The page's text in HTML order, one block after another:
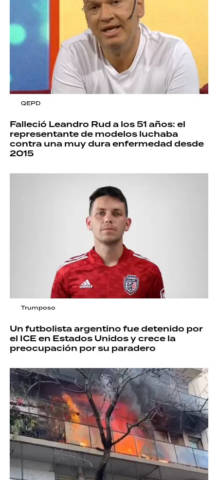
QEPD
Falleció Leandro Rud a los 51 años: el
representante de modelos luchaba
contra una muy dura enfermedad desde
2015
Trumposo
Un futbolista argentino fue detenido por
el ICE en Estados Unidos y crece la
preocupación por su paradero